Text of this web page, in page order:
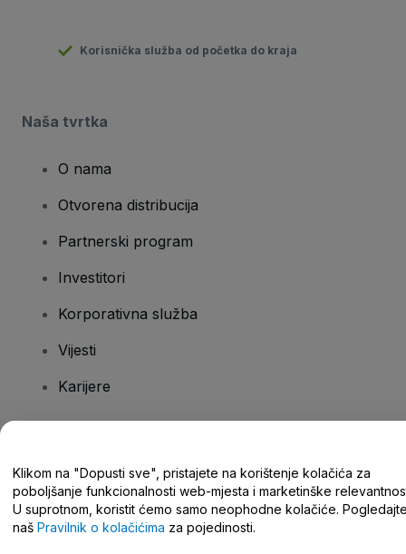
Korisnička služba od početka do kraja
Naša tvrtka
O nama
Otvorena distribucija
Partnerski program
Investitori
Korporativna služba
Vijesti
Karijere
Centar za pomoć/kontaktirajte nas
Klikom na "Dopusti sve", pristajete na korištenje kolačića za
poboljšanje funkcionalnosti web-mjesta i marketinške
U suprotnom, koristit ćemo samo neophodne kolačiće.
naš Pravilnik o kolačićima za pojedinosti.